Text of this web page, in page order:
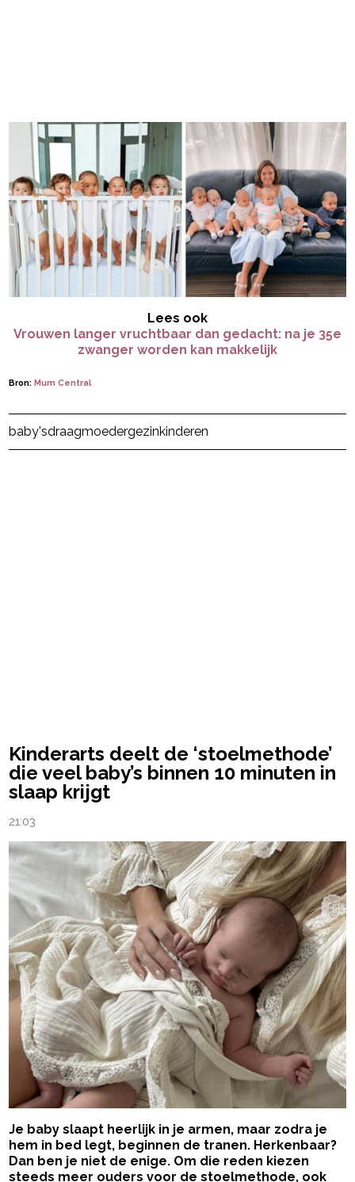
Lees ook
Vrouwen langer vruchtbaar dan gedacht: na je 35e
zwanger worden kan makkelijk
Bron:Mum Central
Post Views: 90.089
baby'sdraagmoedergezinkinderen
Kinderarts deelt de ‘stoelmethode’
die veel baby’s binnen 10 minuten in
slaap krijgt
21:03
Je baby slaapt heerlijk in je armen, maar zodra je
hem in bed legt, beginnen de tranen. Herkenbaar?
Dan ben je niet de enige. Om die reden kiezen
steeds meer ouders voor de stoelmethode, ook